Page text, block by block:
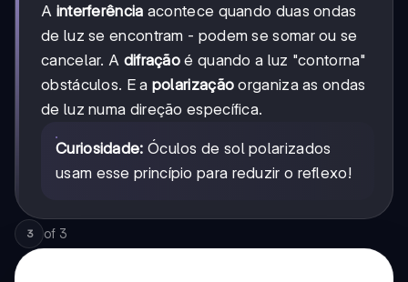
A interferência acontece quando duas ondas
de luz se encontram - podem se somar ou se
cancelar. A difração é quando a luz "contorna"
obstáculos. E a polarização organiza as ondas
de luz numa direção específica.
Curiosidade: Óculos de sol polarizados
usam esse princípio para reduzir o reflexo!
3 of 3